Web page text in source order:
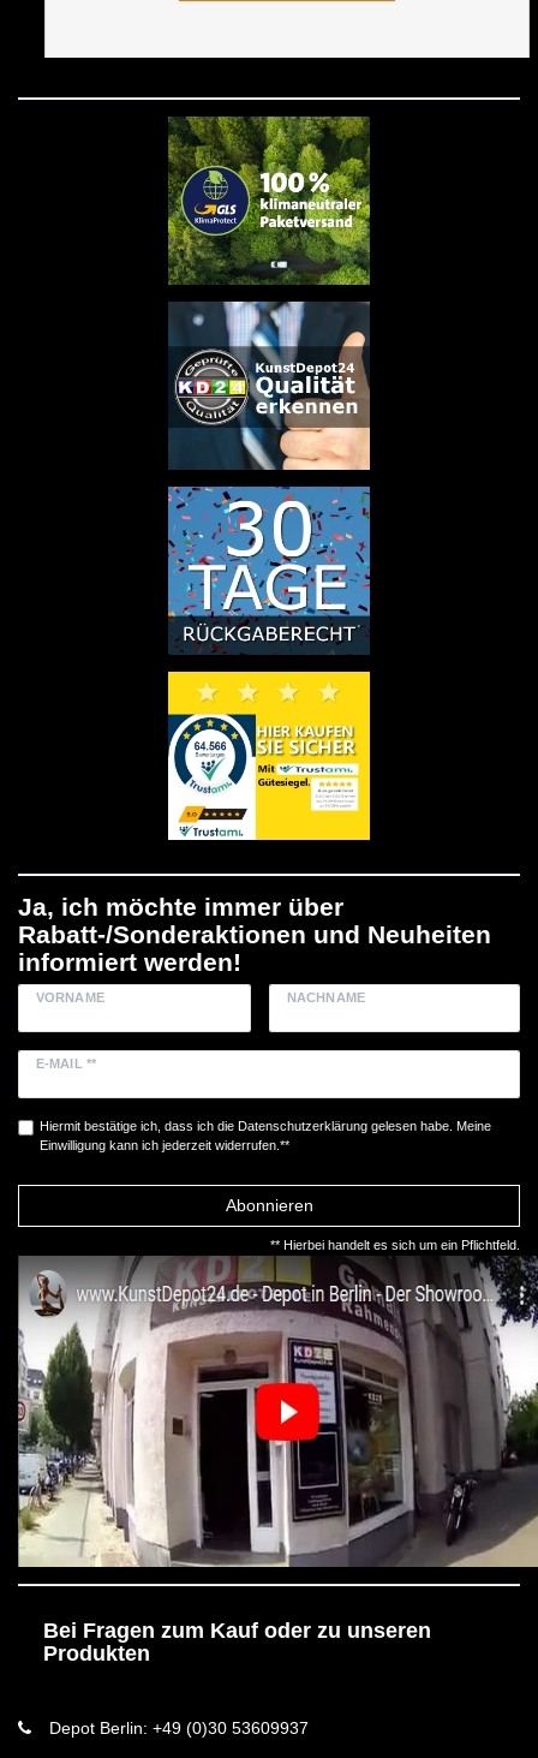
Ja, ich möchte immer über
Rabatt-/Sonderaktionen und Neuheiten
informiert werden!
VORNAME NACHNAME
E-MAIL **
Hiermit bestätige ich, dass ich die Daten­schutz­erklärunggelesen habe. Meine
Einwilligung kann ich jederzeit widerrufen.**
Abonnieren
** Hierbei handelt es sich um ein Pflichtfeld.
Bei Fragen zum Kauf oder zu unseren
Produkten
Depot Berlin: +49 (0)30 53609937